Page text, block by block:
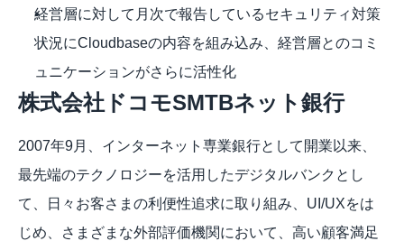
経営層に対して月次で報告しているセキュリティ対策
状況にCloudbaseの内容を組み込み、経営層とのコミ
ュニケーションがさらに活性化
株式会社ドコモSMTBネット銀行
2007年9月、インターネット専業銀行として開業以来、
最先端のテクノロジーを活用したデジタルバンクとし
て、日々お客さまの利便性追求に取り組み、UI/UXをは
じめ、さまざまな外部評価機関において、高い顧客満足